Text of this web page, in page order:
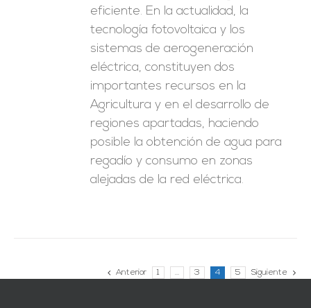
eficiente. En la actualidad, la
tecnología fotovoltaica y los
sistemas de aerogeneración
eléctrica, constituyen dos
importantes recursos en la
Agricultura y en el desarrollo de
regiones apartadas, haciendo
posible la obtención de agua para
regadío y consumo en zonas
alejadas de la red eléctrica.
Anterior 1 … 3 4 5 Siguiente